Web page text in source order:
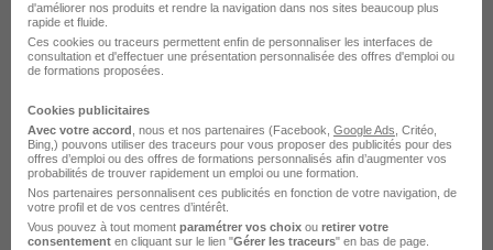
Courte
d'améliorer nos produits et rendre la navigation dans nos sites beaucoup plus
rapide et fluide.
Ces cookies ou traceurs permettent enfin de personnaliser les interfaces de
consultation et d'effectuer une présentation personnalisée des offres d'emploi ou
de formations proposées.
Cookies publicitaires
Avec votre accord , nous et nos partenaires (Facebook, Google Ads , Critéo,
Bing,) pouvons utiliser des traceurs pour vous proposer des publicités pour des
offres d’emploi ou des offres de formations personnalisés afin d’augmenter vos
probabilités de trouver rapidement un emploi ou une formation.
Nos partenaires personnalisent ces publicités en fonction de votre navigation, de
votre profil et de vos centres d’intérêt.
Vous pouvez à tout moment paramétrer vos choix ou retirer votre
consentement en cliquant sur le lien "Gérer les traceurs" en bas de page.